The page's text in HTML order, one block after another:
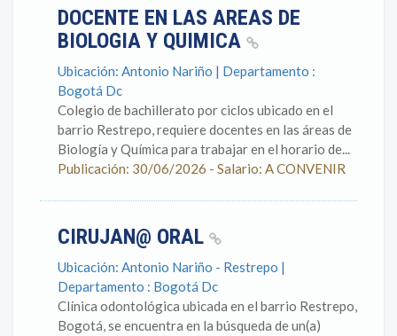
DOCENTE EN LAS AREAS DE
BIOLOGIA Y QUIMICA
Ubicación: Antonio Nariño | Departamento :
Bogotá Dc
Colegio de bachillerato por ciclos ubicado en el
barrio Restrepo, requiere docentes en las áreas de
Biología y Química para trabajar en el horario de...
Publicación: 30/06/2026 - Salario: A CONVENIR
CIRUJAN@ ORAL
Ubicación: Antonio Nariño - Restrepo |
Departamento : Bogotá Dc
Clínica odontológica ubicada en el barrio Restrepo,
Bogotá, se encuentra en la búsqueda de un(a)